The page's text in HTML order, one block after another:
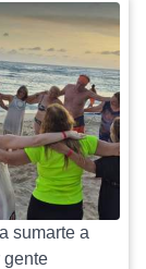
sumarte a
gente